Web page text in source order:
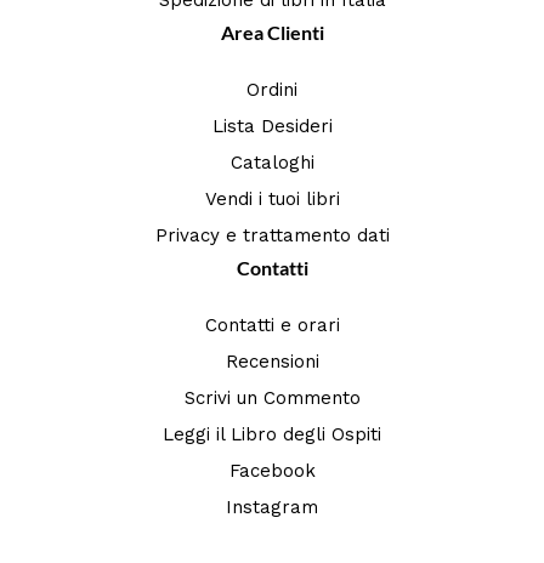
Area Clienti
Ordini
Lista Desideri
Cataloghi
Vendi i tuoi libri
Privacy e trattamento dati
Contatti
Contatti e orari
Recensioni
Scrivi un Commento
Leggi il Libro degli Ospiti
Facebook
Instagram